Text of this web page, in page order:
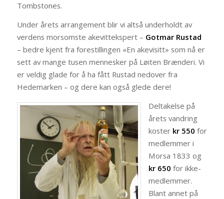
Tombstones.
Under årets arrangement blir vi altså underholdt av
verdens morsomste akevittekspert – Gotmar Rustad
– bedre kjent fra forestillingen «En akevisitt» som nå er
sett av mange tusen mennesker på Løiten Brænderi. Vi
er veldig glade for å ha fått Rustad nedover fra
Hedemarken – og dere kan også glede dere!
Deltakelse på
årets vandring
koster kr 550 for
medlemmer i
Morsa 1833 og
kr 650 for ikke-
medlemmer.
Blant annet på